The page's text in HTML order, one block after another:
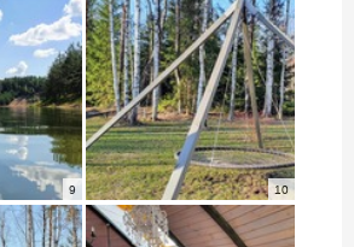
9 10